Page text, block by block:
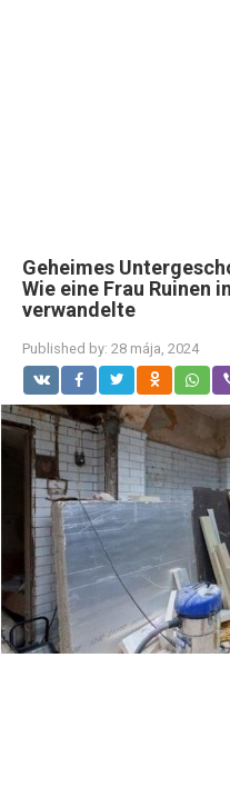
Geheimes
Wie eine Frau Ruinen
verwandelte
Published by: 28 mája, 2024